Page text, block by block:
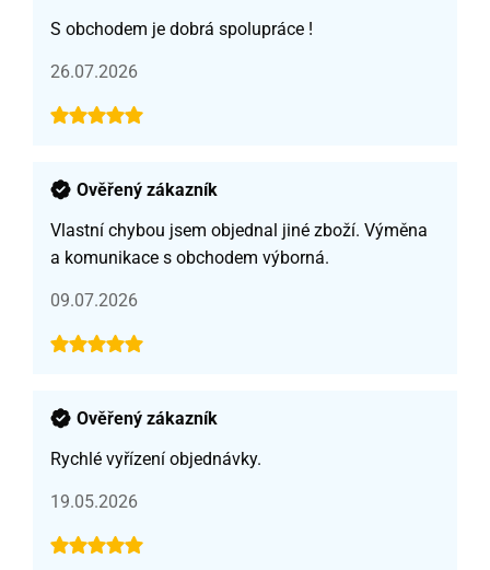
S obchodem je dobrá spolupráce !
26.07.2026
Ověřený zákazník
Vlastní chybou jsem objednal jiné zboží. Výměna
a komunikace s obchodem výborná.
09.07.2026
Ověřený zákazník
Rychlé vyřízení objednávky.
19.05.2026